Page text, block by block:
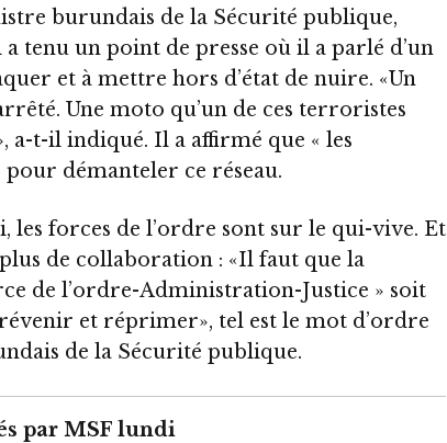
burundais de la Sécurité publique,
tenu un point de presse où il a parlé d’un
et à mettre hors d’état de nuire. «Un
Une moto qu’un de ces terroristes
a-t-il indiqué. Il a affirmé que « les
démanteler ce réseau.
les forces de l’ordre sont sur le qui-vive. Et
de collaboration : «Il faut que la
de l’ordre-Administration-Justice » soit
et réprimer», tel est le mot d’ordre
de la Sécurité publique.
par MSF lundi